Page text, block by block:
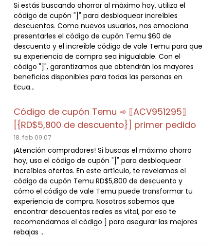
Si estás buscando ahorrar al máximo hoy, utiliza el
código de cupón "]" para desbloquear increíbles
descuentos. Como nuevos usuarios, nos emociona
presentarles el código de cupón Temu $60 de
descuento y el increíble código de vale Temu para que
su experiencia de compra sea inigualable. Con el
código "]", garantizamos que obtendrán los mayores
beneficios disponibles para todas las personas en
Ecua...
Código de cupón Temu ➾ ⟦ACV951295⟧
[{RD$5,800 de descuento}] primer pedido
18. feb 09:07
¡Atención compradores! Si buscas el máximo ahorro
hoy, usa el código de cupón "]" para desbloquear
increíbles ofertas. En este artículo, te revelamos el
código de cupón Temu RD$5,800 de descuento y
cómo el código de vale Temu puede transformar tu
experiencia de compra. Nosotros sabemos que
encontrar descuentos reales es vital, por eso te
recomendamos el código ] para asegurar las mejores
rebajas ...